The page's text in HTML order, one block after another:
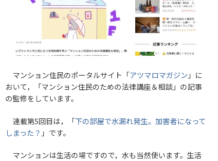
マンション住民のポータルサイト「アツマロマガジン 」に
おいて，「マンション住民のための法律講座＆相談」の記事
の監修をしています。
連載第5回目は，「下の部屋で水漏れ発生。加害者になって
しまった？ 」です。
マンションは生活の場ですので，水も当然使います。生活